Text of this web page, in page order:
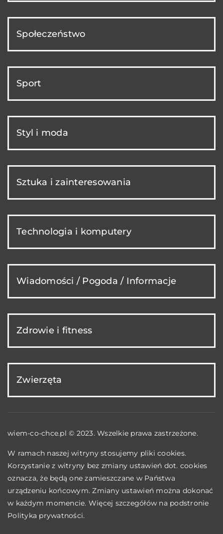
Społeczeństwo
Sport
Styl i moda
Sztuka i zainteresowania
Technologia i komputery
Wiadomości / Pogoda / Informacje
Zdrowie i fitness
Zwierzęta
wiem-co-chce.pl © 2023. Wszelkie prawa zastrzeżone.
W ramach naszej witryny stosujemy pliki cookies.
Korzystanie z witryny bez zmiany ustawień dot. cookies
oznacza, że będą one zamieszczane w Państwa
urządzeniu końcowym. Zmiany ustawień można dokonać
w każdym momencie. Więcej szczegółów na podstronie
Polityka prywatności.